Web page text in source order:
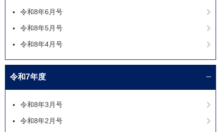
令和8年6月号
令和8年5月号
令和8年4月号
令和7年度
令和8年3月号
令和8年2月号